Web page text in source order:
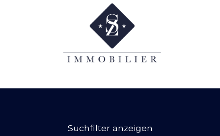
Suchfilter anzeigen